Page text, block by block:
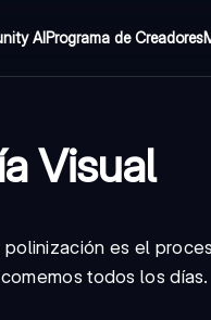
AIPrograma de Creadores
Visual
es el
todos los días.